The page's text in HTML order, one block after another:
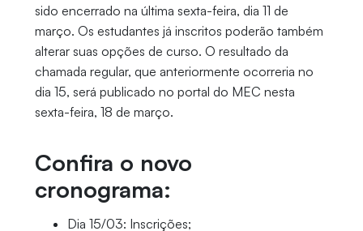
sido encerrado na última sexta-feira, dia 11 de
março. Os estudantes já inscritos poderão também
alterar suas opções de curso. O resultado da
chamada regular, que anteriormente ocorreria no
dia 15, será publicado no portal do MEC nesta
sexta-feira, 18 de março.
Confira o novo
cronograma:
Dia 15/03: Inscrições;